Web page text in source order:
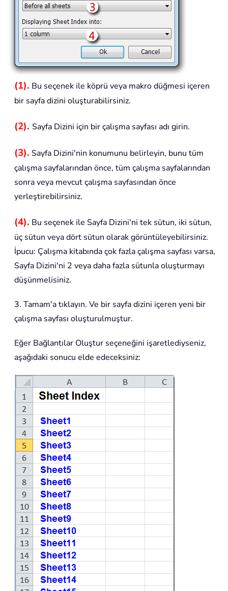
(1). Bu seçenek ile köprü veya makro düğmesi içeren
bir sayfa dizini oluşturabilirsiniz.
(2). Sayfa Dizini için bir çalışma sayfası adı girin.
(3). Sayfa Dizini'nin konumunu belirleyin, bunu tüm
çalışma sayfalarından önce, tüm çalışma sayfalarından
sonra veya mevcut çalışma sayfasından önce
yerleştirebilirsiniz.
(4). Bu seçenek ile Sayfa Dizini'ni tek sütun, iki sütun,
üç sütun veya dört sütun olarak görüntüleyebilirsiniz.
İpucu: Çalışma kitabında çok fazla çalışma sayfası varsa,
Sayfa Dizini'ni 2 veya daha fazla sütunla oluşturmayı
düşünmelisiniz.
3. Tamam'a tıklayın. Ve bir sayfa dizini içeren yeni bir
çalışma sayfası oluşturulmuştur.
Eğer Bağlantılar Oluştur seçeneğini işaretlediyseniz,
aşağıdaki sonucu elde edeceksiniz: